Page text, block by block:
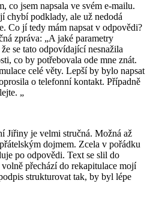
co jsem napsala ve svém e-mailu.
chybí podklady, ale už nedodá
Co jí tedy mám napsat v odpovědi?
zpráva: „A jaké parametry
se tato odpovídající nesnažila
co by potřebovala ode mne znát.
celé věty. Lepší by bylo napsat
o telefonní kontakt. Případně
„
Jiřiny je velmi stručná. Možná až
dojmem. Zcela v pořádku
po odpovědi. Text se slil do
přechází do rekapitulace mojí
strukturovat tak, by byl lépe